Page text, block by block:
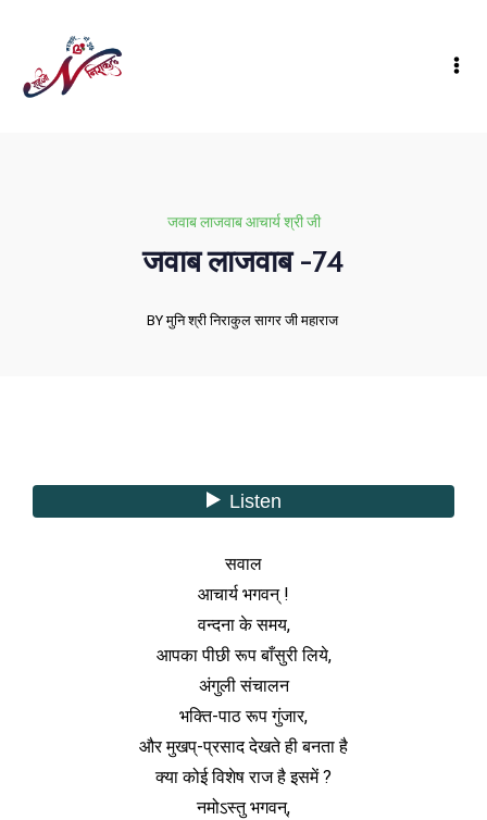
जवाब लाजवाब आचार्य श्री जी
जवाब लाजवाब -74
BY मुनि श्री निराकुल सागर जी महाराज
सवाल
आचार्य भगवन् !
वन्दना के समय,
आपका पीछी रूप बाँसुरी लिये,
अंगुली संचालन
भक्ति-पाठ रूप गुंजार,
और मुखप्-प्रसाद देखते ही बनता है
क्या कोई विशेष राज है इसमें ?
नमोऽस्तु भगवन्,